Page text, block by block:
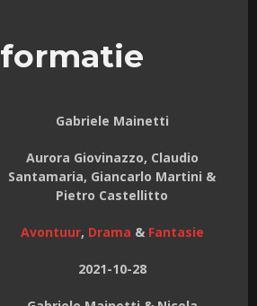
Gabriele Mainetti
Aurora Giovinazzo, Claudio
Santamaria, Giancarlo Martini &
Pietro Castellitto
Avontuur, Drama & Fantasie
2021-10-28